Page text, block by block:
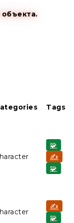
объекта.
Tags
🧩
✍️
🧩
✍️
🧩